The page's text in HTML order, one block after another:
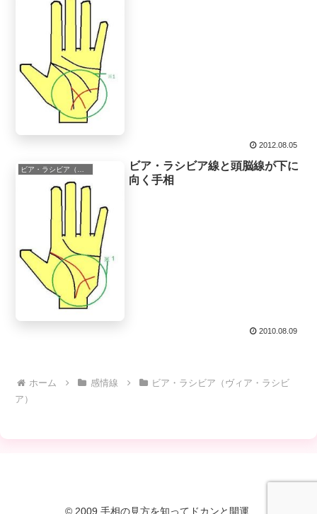
2012.08.05
ビア・ラシビア線と頭脳線が下に
向く手相
2010.08.09
ホーム 感情線
ビア・ラシビア（ヴィア・ラシビ
ア）
© 2009 手相の見方を知ってドカンと開運.